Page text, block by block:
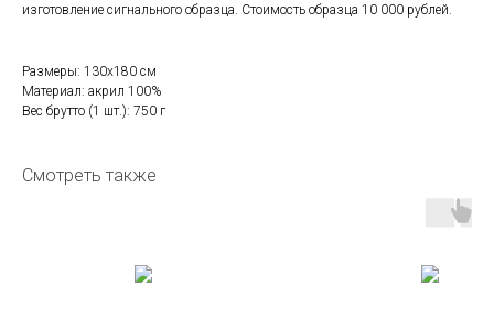
изготовление сигнального образца. Стоимость образца 10 000 рублей.
Размеры: 130х180 см
Материал: акрил 100%
Вес брутто (1 шт.): 750 г
Смотреть также